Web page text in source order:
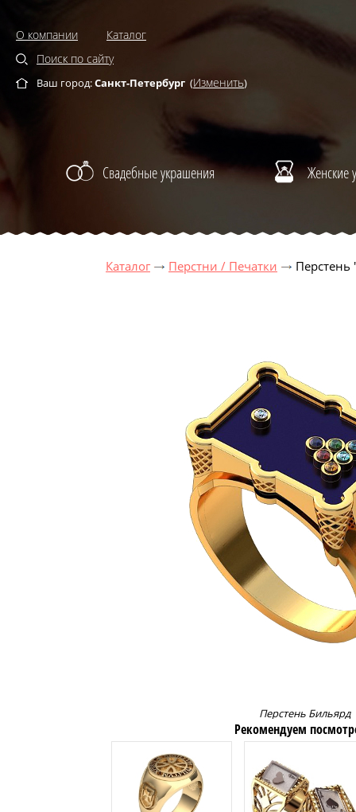
О компании
Каталог
Поиск по сайту
Ваш город:Санкт-Петербург (Изменить)
Свадебные украшения Женские
Каталог Перстни / Печатки Перстень
Перстень Бильярд
Рекомендуем